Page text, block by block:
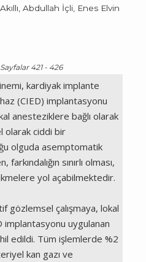
Abdullah İçli, Enes Elvin
Sayfalar 421 - 426
kardiyak implante
(CIED) implantasyonu
anesteziklere bağlı olarak
olarak ciddi bir
olguda asemptomatik
sınırlı olması,
yol açabilmektedir.
gözlemsel çalışmaya, lokal
implantasyonu uygulanan
edildi. Tüm işlemlerde %2
kan gazı ve